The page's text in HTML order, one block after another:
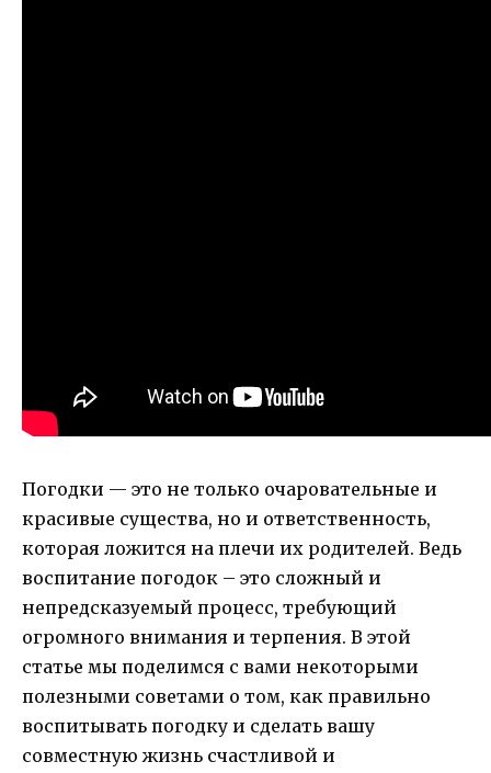
Погодки — это не только очаровательные и
красивые существа, но и ответственность,
которая ложится на плечи их родителей. Ведь
воспитание погодок – это сложный и
непредсказуемый процесс, требующий
огромного внимания и терпения. В этой
статье мы поделимся с вами некоторыми
полезными советами о том, как правильно
воспитывать погодку и сделать вашу
совместную жизнь счастливой и